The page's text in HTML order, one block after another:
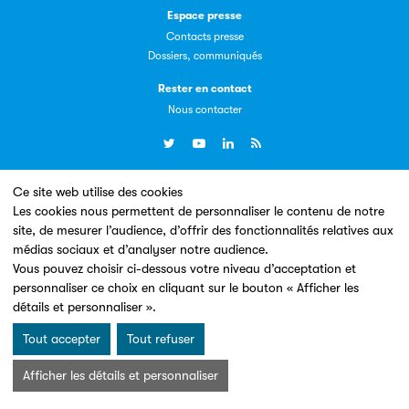
Ce site web utilise des cookies
Les cookies nous permettent de personnaliser le contenu de notre
site, de mesurer l’audience, d’offrir des fonctionnalités relatives aux
médias sociaux et d’analyser notre audience.
Vous pouvez choisir ci-dessous votre niveau d’acceptation et
personnaliser ce choix en cliquant sur le bouton « Afficher les
détails et personnaliser ».
Tout accepter Tout refuser
Afficher les détails et personnaliser
Espace presse
Contacts presse
Dossiers, communiqués
Rester en contact
Nous contacter
Un site conçu en partenariat avec le
Mentions légales & Conditions d’utilisation
Charte Cookies
© Les Éditeurs d’Éducation - SNE 2026
La plateforme LivrEmploi regroupe toutes les offres
Clic.EDIt
Clic.EDIt, pour faciliter les échanges informatisés entre
tous les acteurs de la filière de la fabrication de livres.